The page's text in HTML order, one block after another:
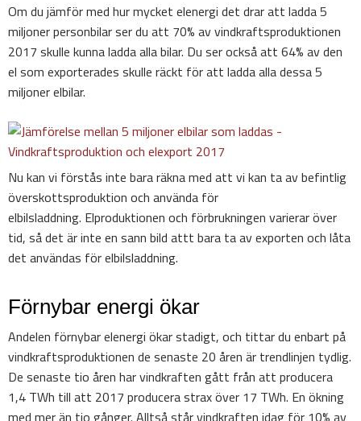
Om du jämför med hur mycket elenergi det drar att ladda 5
miljoner personbilar ser du att 70% av vindkraftsproduktionen
2017 skulle kunna ladda alla bilar. Du ser också att 64% av den
el som exporterades skulle räckt för att ladda alla dessa 5
miljoner elbilar.
Nu kan vi förstås inte bara räkna med att vi kan ta av befintlig
överskottsproduktion och använda för
elbilsladdning. Elproduktionen och förbrukningen varierar över
tid, så det är inte en sann bild attt bara ta av exporten och låta
det användas för elbilsladdning.
Förnybar energi ökar
Andelen förnybar elenergi ökar stadigt, och tittar du enbart på
vindkraftsproduktionen de senaste 20 åren är trendlinjen tydlig.
De senaste tio åren har vindkraften gått från att producera
1,4 TWh till att 2017 producera strax över 17 TWh. En ökning
med mer än tio gånger. Alltså står vindkraften idag för 10% av